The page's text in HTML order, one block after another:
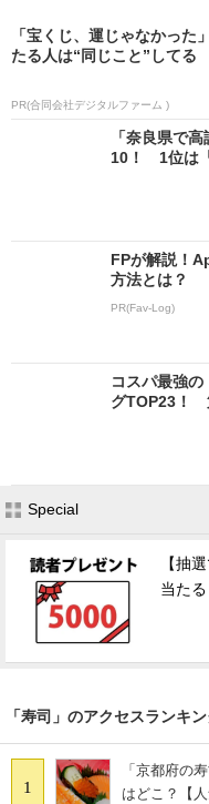
「宝くじ、運じゃなかった
たる人は“同じこと”してる
PR(合同会社デジタルファーム )
「奈良県で
10！ 1位は
FPが解説！
方法とは？
PR(Fav-Log)
コスパ最強
グTOP23！
Special
【抽
当た
「寿司」のアクセスランキ
1
「京都府の
はどこ？【人